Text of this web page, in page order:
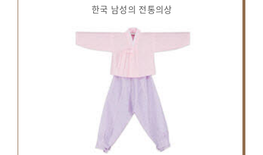
한국 남성의 전통의상